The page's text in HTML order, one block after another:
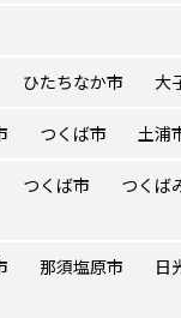
ひたちなか市 大
つくば市 土浦
つくば市 つくば
那須塩原市 日